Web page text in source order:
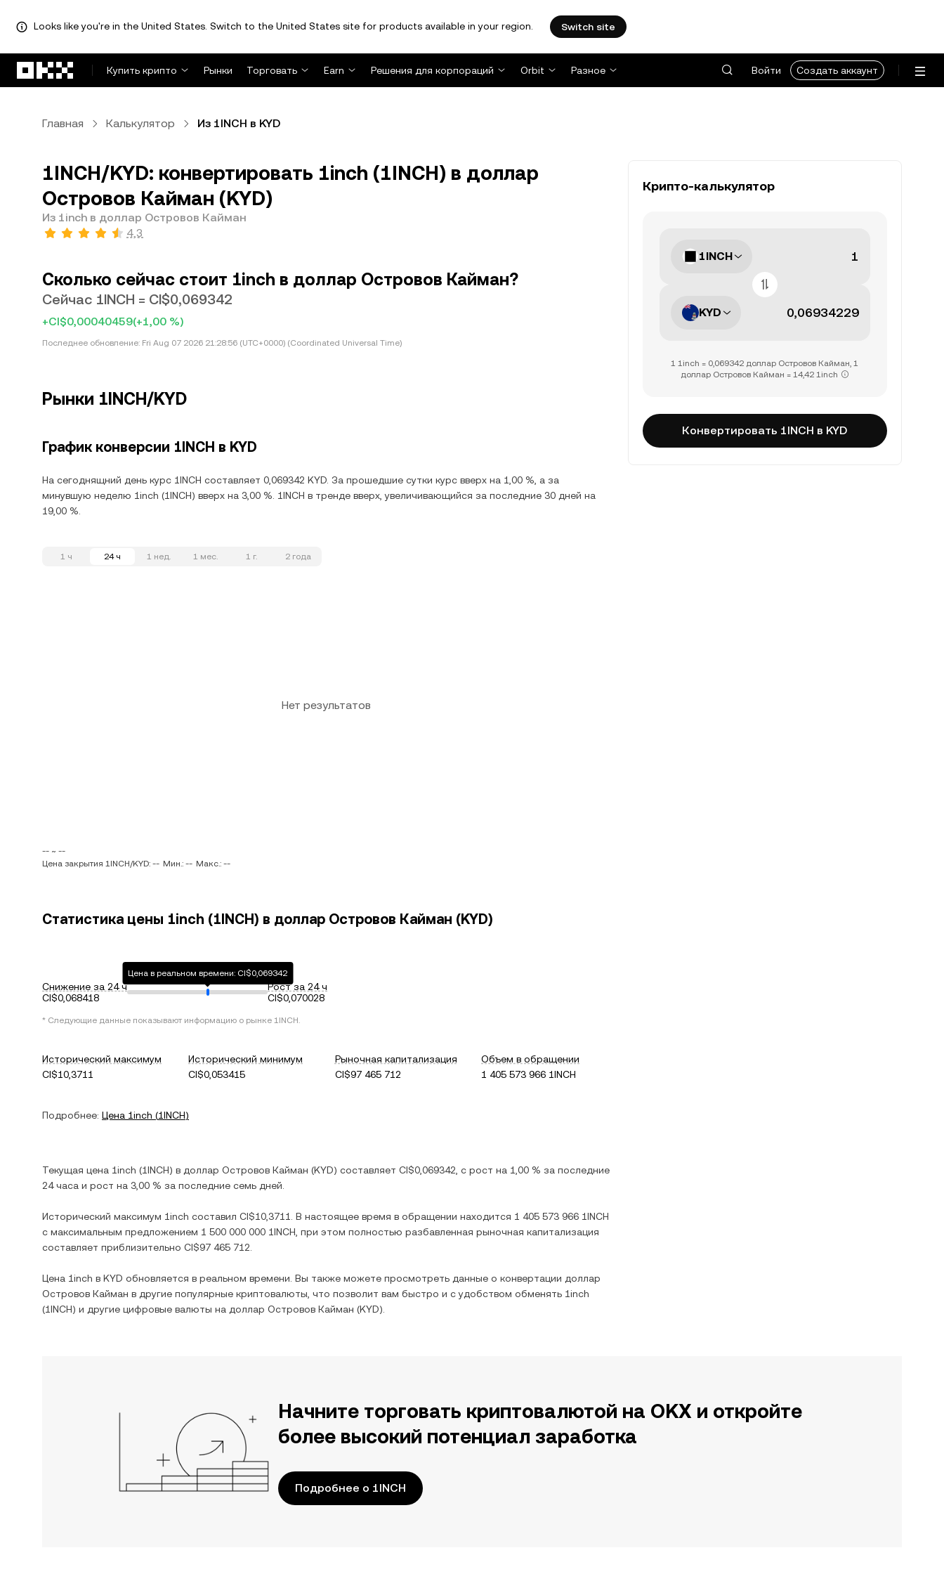
Looks like you're in the United States. Switch to the United States site for products available in your region. Switch site
Купить крипто
Рынки Торговать Earn Решения для корпораций Orbit Разное Войти Создать аккаунт
Главная Калькулятор Из 1INCH в KYD
1INCH/KYD: конвертировать 1inch (1INCH) в доллар
Островов Кайман (KYD)
Из 1inch в доллар Островов Кайман
4,3
Сколько сейчас стоит 1inch в доллар Островов Кайман?
Сейчас 1INCH = CI$0,069342
+CI$0,00040459(+1,00 %)
Последнее обновление: Fri Aug 07 2026 21:28:56 (UTC+0000) (Coordinated Universal Time)
Рынки 1INCH/KYD
График конверсии 1INCH в KYD
На сегоднящний день курс 1INCH составляет 0,069342 KYD. За прошедшие сутки курс вверх на 1,00 %, а за
минувшую неделю 1inch (1INCH) вверх на 3,00 %. 1INCH в тренде вверх, увеличивающийся за последние 30 дней на
19,00 %.
1 ч 24 ч 1 нед. 1 мес. 1 г. 2 года
Нет результатов
-- ~ --
Цена закрытия 1INCH/KYD: -- Мин.: -- Макс.: --
Статистика цены 1inch (1INCH) в доллар Островов Кайман (KYD)
Снижение за 24 ч
CI$0,068418
Цена в реальном времени: CI$0,069342
Рост за 24 ч
CI$0,070028
* Следующие данные показывают информацию о рынке 1INCH.
Исторический максимум
CI$10,3711
Исторический минимум
CI$0,053415
Рыночная капитализация
CI$97 465 712
Объем в обращении
1 405 573 966 1INCH
Подробнее: Цена 1inch (1INCH)
Текущая цена 1inch (1INCH) в доллар Островов Кайман (KYD) составляет CI$0,069342 , c рост на 1,00 % за последние
24 часа и рост на 3,00 % за последние семь дней.
Исторический максимум 1inch составил CI$10,3711 . В настоящее время в обращении находится 1 405 573 966 1INCH
с максимальным предложением 1 500 000 000 1INCH , при этом полностью разбавленная рыночная капитализация
составляет приблизительно CI$97 465 712
Цена 1inch в KYD обновляется в реальном времени. Вы также можете просмотреть данные о конвертации доллар
Островов Кайман в другие популярные криптовалюты, что позволит вам быстро и с удобством обменять 1inch
(1INCH) и другие цифровые валюты на доллар Островов Кайман (KYD).
Крипто-калькулятор
1INCH
KYD
1 1inch = 0,069342 доллар Островов Кайман, 1
доллар Островов Кайман = 14,42 1inch
Конвертировать 1INCH в KYD
Начните торговать криптовалютой на OKX и откройте
более высокий потенциал заработка
Подробнее о 1INCH